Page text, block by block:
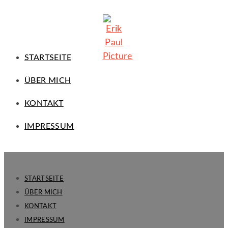
STARTSEITE
ÜBER MICH
KONTAKT
IMPRESSUM
STARTSEITE
ÜBER MICH
KONTAKT
IMPRESSUM